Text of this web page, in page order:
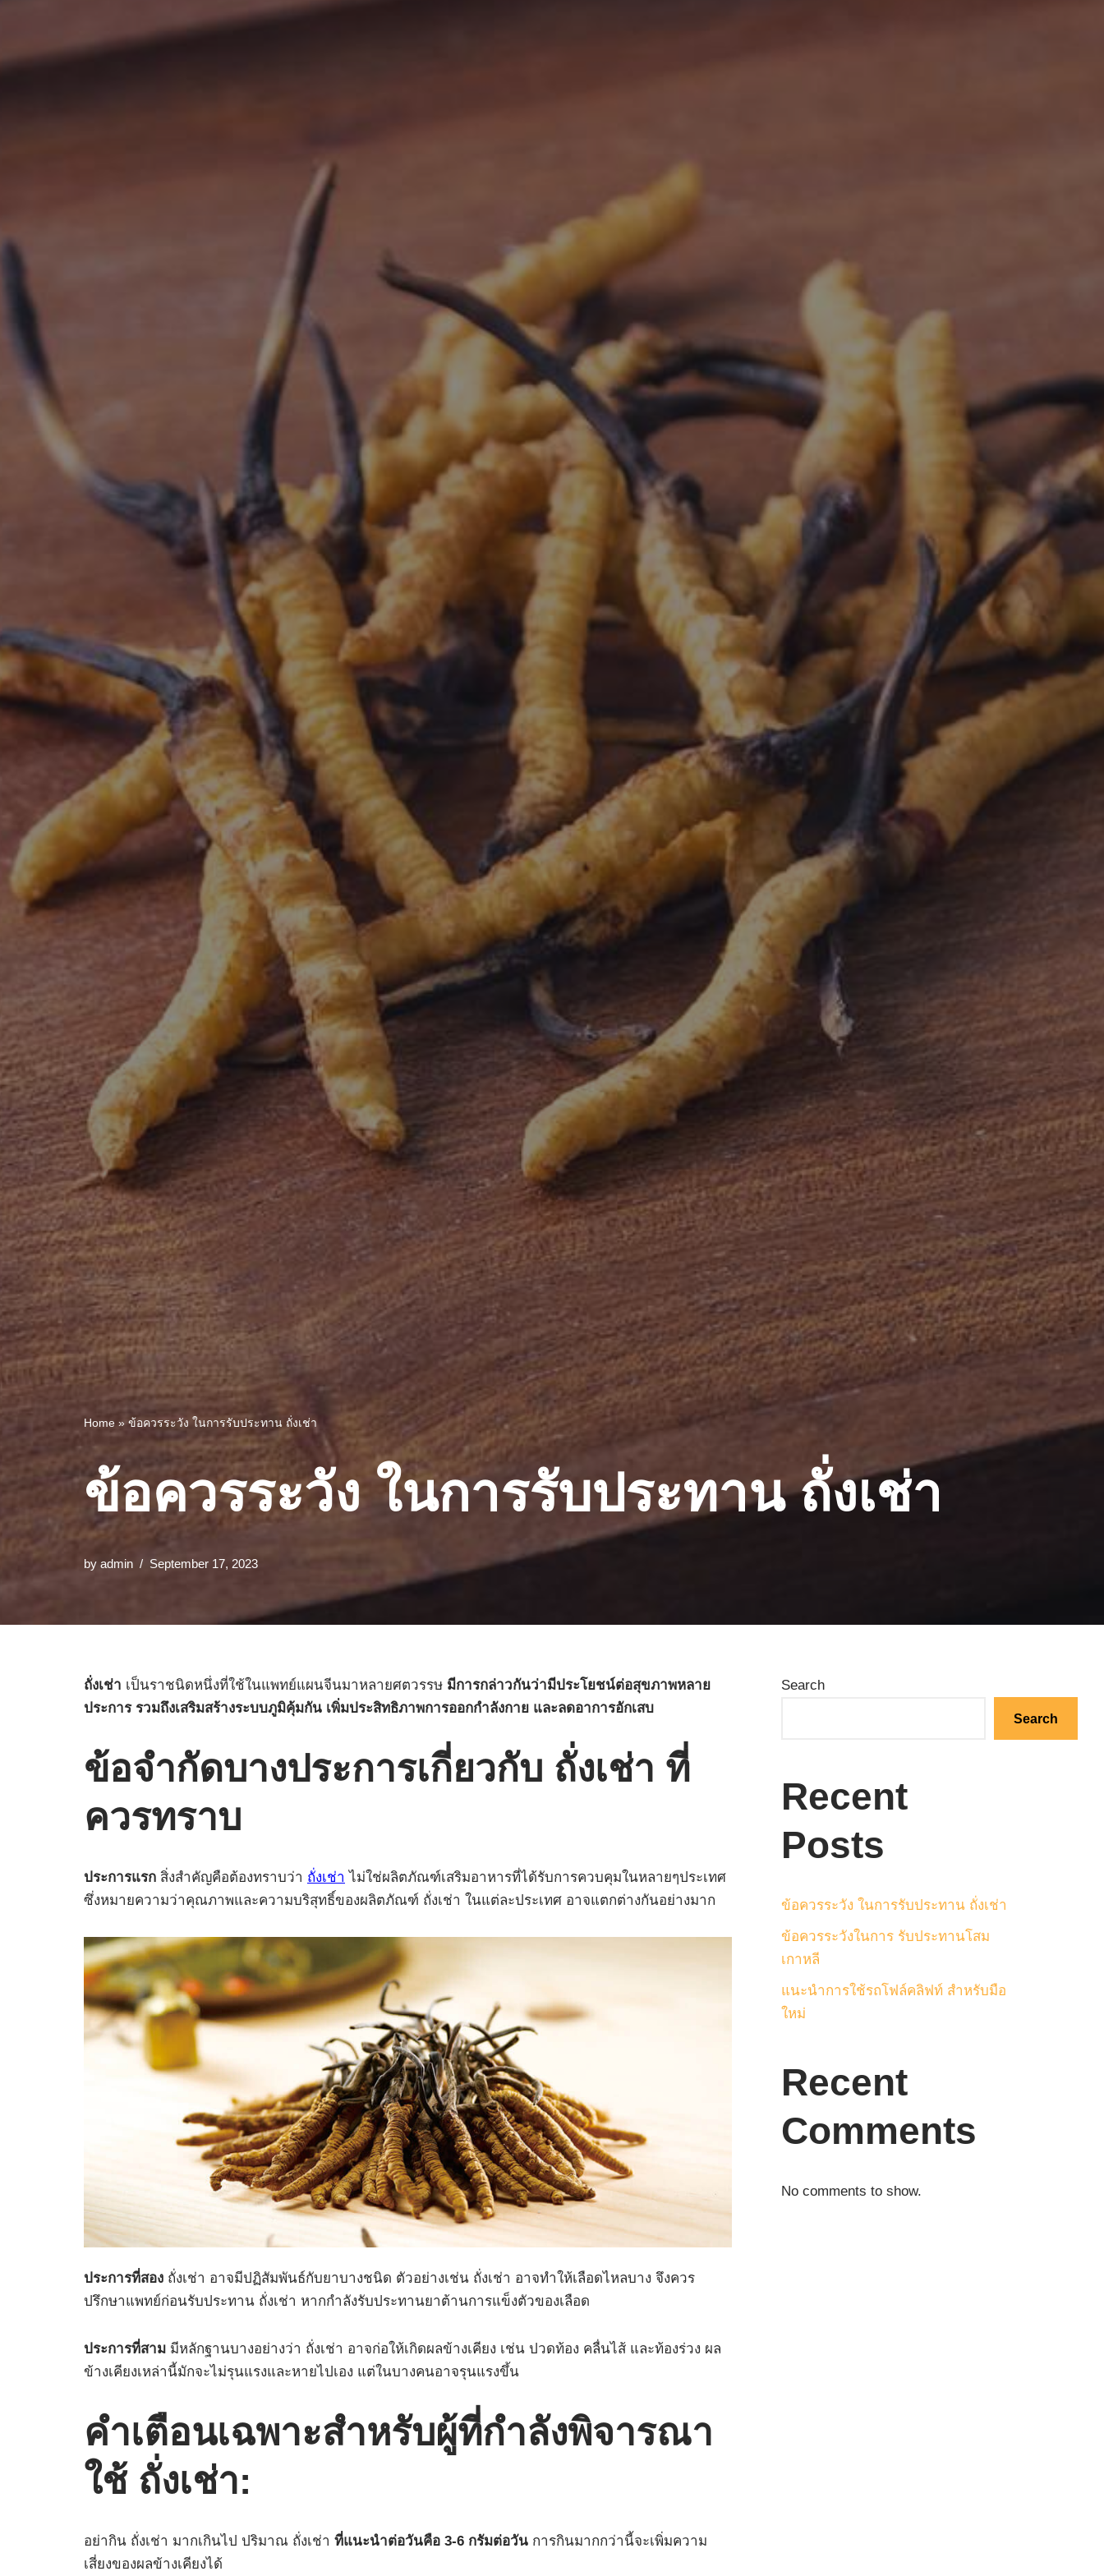
Home » ข้อควรระวัง ในการรับประทาน ถั่งเช่า
ข้อควรระวัง ในการรับประทาน ถั่งเช่า
by admin September 17, 2023
ถั่งเช่า เป็นราชนิดหนึ่งที่ใช้ในแพทย์แผนจีนมาหลายศตวรรษ มีการกล่าวกันว่ามีประโยชน์ต่อสุขภาพหลาย
ประการ รวมถึงเสริมสร้างระบบภูมิคุ้มกัน เพิ่มประสิทธิภาพการออกกำลังกาย และลดอาการอักเสบ
ข้อจำกัดบางประการเกี่ยวกับ ถั่งเช่า ที่
ควรทราบ
ประการแรก สิ่งสำคัญคือต้องทราบว่า ถั่งเช่า ไม่ใช่ผลิตภัณฑ์เสริมอาหารที่ได้รับการควบคุมในหลายๆประเทศ
ซึ่งหมายความว่าคุณภาพและความบริสุทธิ์ของผลิตภัณฑ์ ถั่งเช่า ในแต่ละประเทศ อาจแตกต่างกันอย่างมาก
ประการที่สอง ถั่งเช่า อาจมีปฏิสัมพันธ์กับยาบางชนิด ตัวอย่างเช่น ถั่งเช่า อาจทำให้เลือดไหลบาง จึงควร
ปรึกษาแพทย์ก่อนรับประทาน ถั่งเช่า หากกำลังรับประทานยาต้านการแข็งตัวของเลือด
ประการที่สาม มีหลักฐานบางอย่างว่า ถั่งเช่า อาจก่อให้เกิดผลข้างเคียง เช่น ปวดท้อง คลื่นไส้ และท้องร่วง ผล
ข้างเคียงเหล่านี้มักจะไม่รุนแรงและหายไปเอง แต่ในบางคนอาจรุนแรงขึ้น
คำเตือนเฉพาะสำหรับผู้ที่กำลังพิจารณา
ใช้ ถั่งเช่า:
อย่ากิน ถั่งเช่า มากเกินไป ปริมาณ ถั่งเช่า ที่แนะนำต่อวันคือ 3-6 กรัมต่อวัน การกินมากกว่านี้จะเพิ่มความ
เสี่ยงของผลข้างเคียงได้
Search
Search
Recent
Posts
ข้อควรระวัง ในการรับประทาน ถั่งเช่า
ข้อควรระวังในการ รับประทานโสม
เกาหลี
แนะนำการใช้รถโฟล์คลิฟท์ สำหรับมือ
ใหม่
Recent
Comments
No comments to show.